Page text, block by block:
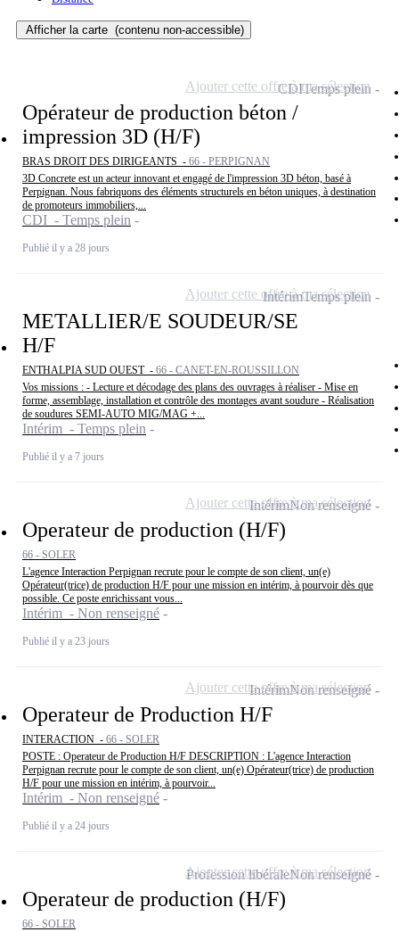
Afficher la carte (contenu non-accessible)
Opérateur de production béton /
impression 3D (H/F)
BRAS DROIT DES DIRIGEANTS - 66 - PERPIGNAN
3D Concrete est un acteur innovant et engagé de l'impression 3D béton, basé à
Perpignan. Nous fabriquons des éléments structurels en béton uniques, à destination
de promoteurs immobiliers,...
CDI - Temps plein
Publié il y a 28 jours
CDITemps plein
Ajouter cette offre à ma sélection
METALLIER/E SOUDEUR/SE
H/F
ENTHALPIA SUD OUEST - 66 - CANET-EN-ROUSSILLON
Vos missions : - Lecture et décodage des plans des ouvrages à réaliser - Mise en
forme, assemblage, installation et contrôle des montages avant soudure - Réalisation
de soudures SEMI-AUTO MIG/MAG +...
Intérim - Temps plein
Publié il y a 7 jours
IntérimTemps plein
Ajouter cette offre à ma sélection
Operateur de production (H/F)
66 - SOLER
L'agence Interaction Perpignan recrute pour le compte de son client, un(e)
Opérateur(trice) de production H/F pour une mission en intérim, à pourvoir dès que
possible. Ce poste enrichissant vous...
Intérim - Non renseigné
Publié il y a 23 jours
IntérimNon renseigné
Ajouter cette offre à ma sélection
Operateur de Production H/F
INTERACTION - 66 - SOLER
POSTE : Operateur de Production H/F DESCRIPTION : L'agence Interaction
Perpignan recrute pour le compte de son client, un(e) Opérateur(trice) de production
H/F pour une mission en intérim, à pourvoir...
Intérim - Non renseigné
Publié il y a 24 jours
IntérimNon renseigné
Ajouter cette offre à ma sélection
Operateur de production (H/F)
66 - SOLER
Profession libéraleNon renseigné
Ajouter cette offre à ma sélection